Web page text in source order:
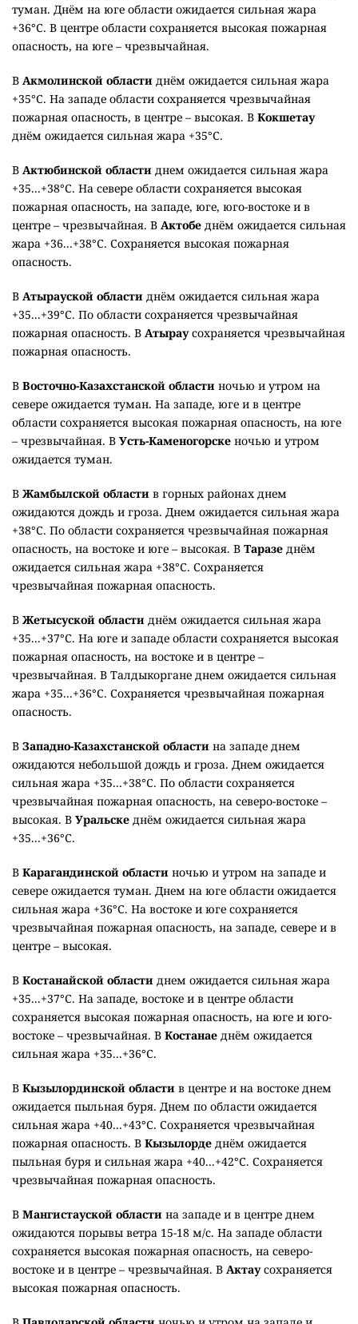
туман. Днём на юге области ожидается сильная жара
+36°C. В центре области сохраняется высокая пожарная
опасность, на юге – чрезвычайная.
В Акмолинской области днём ожидается сильная жара
+35°C. На западе области сохраняется чрезвычайная
пожарная опасность, в центре – высокая. В Кокшетау
днём ожидается сильная жара +35°C.
В Актюбинской области днем ожидается сильная жара
+35...+38°C. На севере области сохраняется высокая
пожарная опасность, на западе, юге, юго-востоке и в
центре – чрезвычайная. В Актобе днём ожидается сильная
жара +36...+38°C. Сохраняется высокая пожарная
опасность.
В Атырауской области днём ожидается сильная жара
+35...+39°C. По области сохраняется чрезвычайная
пожарная опасность. В Атыраусохраняется чрезвычайная
пожарная опасность.
В Восточно-Казахстанской области ночью и утром на
севере ожидается туман. На западе, юге и в центре
области сохраняется высокая пожарная опасность, на юге
– чрезвычайная. В Усть-Каменогорске ночью и утром
ожидается туман.
В Жамбылской области в горных районах днем
ожидаются дождь и гроза. Днем ожидается сильная жара
+38°C. По области сохраняется чрезвычайная пожарная
опасность, на востоке и юге – высокая. В Таразе днём
ожидается сильная жара +38°C. Сохраняется
чрезвычайная пожарная опасность.
В Жетысуской области днём ожидается сильная жара
+35...+37°C. На юге и западе области сохраняется высокая
пожарная опасность, на востоке и в центре –
чрезвычайная. В Талдыкоргане днем ожидается сильная
жара +35...+36°C. Сохраняется чрезвычайная пожарная
опасность.
В Западно-Казахстанской области на западе днем
ожидаются небольшой дождь и гроза. Днем ожидается
сильная жара +35...+38°C. По области сохраняется
чрезвычайная пожарная опасность, на северо-востоке –
высокая. В Уральске днём ожидается сильная жара
+35...+36°C.
В Карагандинской области ночью и утром на западе и
севере ожидается туман. Днем на юге области ожидается
сильная жара +36°C. На востоке и юге сохраняется
чрезвычайная пожарная опасность, на западе, севере и в
центре – высокая.
В Костанайской области днем ожидается сильная жара
+35...+37°C. На западе, востоке и в центре области
сохраняется высокая пожарная опасность, на юге и юго-
востоке – чрезвычайная. В Костанае днём ожидается
сильная жара +35...+36°C.
В Кызылординской области в центре и на востоке днем
ожидается пыльная буря. Днем по области ожидается
сильная жара +40...+43°C. Сохраняется чрезвычайная
пожарная опасность. В Кызылорде днём ожидается
пыльная буря и сильная жара +40...+42°C. Сохраняется
чрезвычайная пожарная опасность.
В Мангистауской области на западе и в центре днем
ожидаются порывы ветра 15-18 м/с. На западе области
сохраняется высокая пожарная опасность, на северо-
востоке и в центре – чрезвычайная. В Актаусохраняется
высокая пожарная опасность.